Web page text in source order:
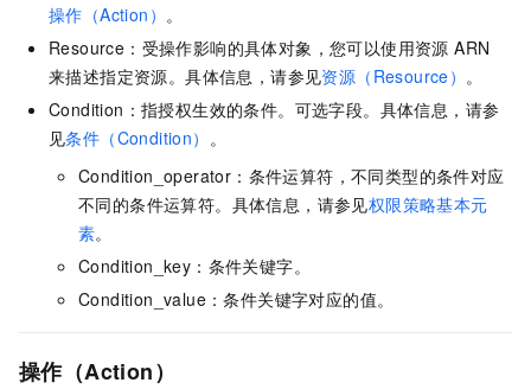
操作（Action） 。
Resource：受操作影响的具体对象，您可以使用资源 ARN
来描述指定资源。具体信息，请参见资源（Resource） 。
Condition：指授权生效的条件。可选字段。具体信息，请参
见条件（Condition） 。
Condition_operator：条件运算符，不同类型的条件对应
不同的条件运算符。具体信息，请参见权限策略基本元
素。
Condition_key：条件关键字。
Condition_value：条件关键字对应的值。
操作（Action）